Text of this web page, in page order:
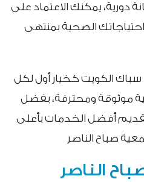
دورية، يمكنك الاعتماد على
الصحية بمنتهى
سباك الكويت كخيار أول لكل
ومحترفة، بفضل
بتقديم أفضل الخدمات بأعلى
صباح الناصر
الناصر